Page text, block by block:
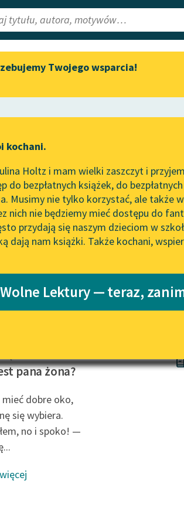
Lektury
redakcyjne
Aktualności
„Prokurator Alicja Horn”
literatury skandynawskiej
Spotkanie z Katarzyną
w Oslo
102. lata temu zmarł
Conrad
Lektury szkolne i klasyka
literatury do słuchania dla
E-kolekcja lektur
literatury do słuchania dla
Popularyzacja
literatury feministycznej
Twojego wsparcia!
kochani.
Holtz i mam wielki zaszczyt i
do bezpłatnych książek, do
Musimy nie tylko korzystać, ale także
nich nie będziemy mieć dostępu do
przydają się naszym dzieciom w
dają nam książki. Także kochani,
Lektury — teraz,
Paweł Beręsewicz✖
pana żona?
mieć dobre oko,
się wybiera.
no i spoko! —